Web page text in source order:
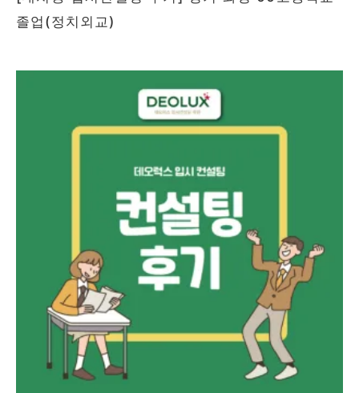
졸업(정치외교)